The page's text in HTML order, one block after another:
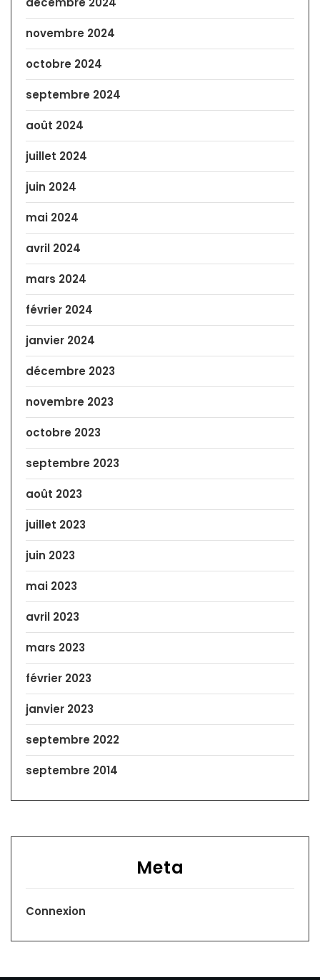
novembre 2024
octobre 2024
septembre 2024
août 2024
juillet 2024
juin 2024
mai 2024
avril 2024
mars 2024
février 2024
janvier 2024
décembre 2023
novembre 2023
octobre 2023
septembre 2023
août 2023
juillet 2023
juin 2023
mai 2023
avril 2023
mars 2023
février 2023
janvier 2023
septembre 2022
septembre 2014
Meta
Connexion